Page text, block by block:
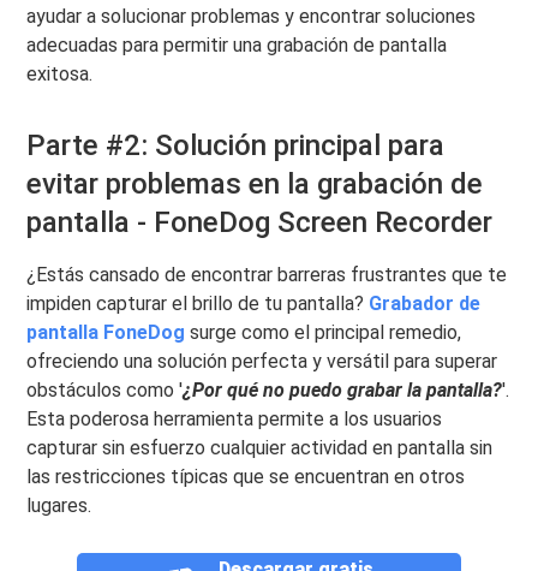
ayudar a solucionar problemas y encontrar soluciones
adecuadas para permitir una grabación de pantalla
exitosa.
Parte #2: Solución principal para
evitar problemas en la grabación de
pantalla - FoneDog Screen Recorder
¿Estás cansado de encontrar barreras frustrantes que te
impiden capturar el brillo de tu pantalla? Grabador de
pantalla FoneDog surge como el principal remedio,
ofreciendo una solución perfecta y versátil para superar
obstáculos como '¿Por qué no puedo grabar la pantalla?'.
Esta poderosa herramienta permite a los usuarios
capturar sin esfuerzo cualquier actividad en pantalla sin
las restricciones típicas que se encuentran en otros
lugares.